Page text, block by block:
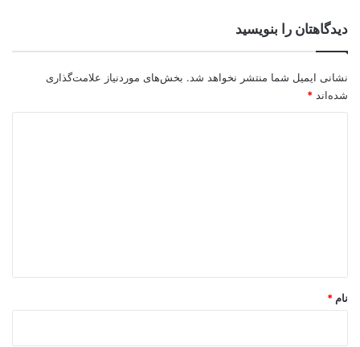
دیدگاهتان را بنویسید
نشانی ایمیل شما منتشر نخواهد شد. بخش‌های موردنیاز علامت‌گذاری
شده‌اند *
نام *